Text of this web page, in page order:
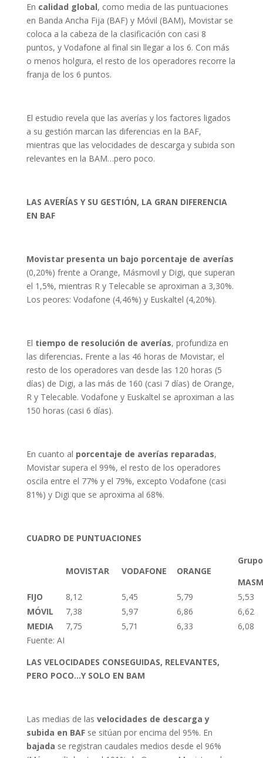
En calidad global, como media de las puntuaciones
en Banda Ancha Fija (BAF) y Móvil (BAM), Movistar se
coloca a la cabeza de la clasificación con casi 8
puntos, y Vodafone al final sin llegar a los 6. Con más
o menos holgura, el resto de los operadores recorre la
franja de los 6 puntos.
El estudio revela que las averías y los factores ligados
a su gestión marcan las diferencias en la BAF,
mientras que las velocidades de descarga y subida son
relevantes en la BAM…pero poco.
LAS AVERÍAS Y SU GESTIÓN, LA GRAN DIFERENCIA
EN BAF
Movistar presenta un bajo porcentaje de averías
(0,20%) frente a Orange, Másmovil y Digi, que superan
el 1,5%, mientras R y Telecable se aproximan a 3,30%.
Los peores: Vodafone (4,46%) y Euskaltel (4,20%).
El tiempo de resolución de averías, profundiza en
las diferencias. Frente a las 46 horas de Movistar, el
resto de los operadores van desde las 120 horas (5
días) de Digi, a las más de 160 (casi 7 días) de Orange,
R y Telecable. Vodafone y Euskaltel se aproximan a las
150 horas (casi 6 días).
En cuanto al porcentaje de averías reparadas,
Movistar supera el 99%, el resto de los operadores
oscila entre el 77% y el 79%, excepto Vodafone (casi
81%) y Digi que se aproxima al 68%.
CUADRO DE PUNTUACIONES
MOVISTAR VODAFONE ORANGE
Grupo
FIJO
8,12 5,45 5,79
5,53
MÓVIL
7,38 5,97 6,86
6,62
MEDIA
7,75 5,71 6,33
6,08
Fuente: AI
LAS VELOCIDADES CONSEGUIDAS, RELEVANTES,
PERO POCO…Y SOLO EN BAM
Las medias de las velocidades de descarga y
subida en BAFse sitúan por encima del 95%. En
bajada se registran caudales medios desde el 96%